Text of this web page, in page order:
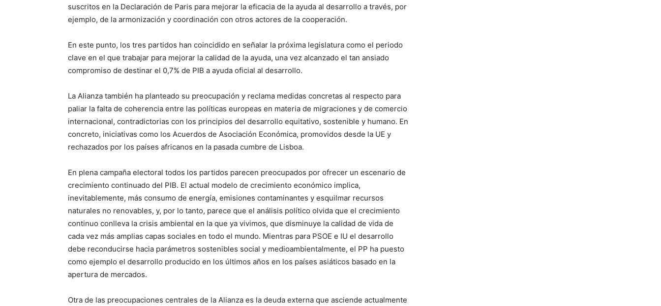
suscritos en la Declaración de Paris para mejorar la eficacia de la ayuda al desarrollo a través, por
ejemplo, de la armonización y coordinación con otros actores de la cooperación.
En este punto, los tres partidos han coincidido en señalar la próxima legislatura como el periodo
clave en el que trabajar para mejorar la calidad de la ayuda, una vez alcanzado el tan ansiado
compromiso de destinar el 0,7% de PIB a ayuda oficial al desarrollo.
La Alianza también ha planteado su preocupación y reclama medidas concretas al respecto para
paliar la falta de coherencia entre las políticas europeas en materia de migraciones y de comercio
internacional, contradictorias con los principios del desarrollo equitativo, sostenible y humano. En
concreto, iniciativas como los Acuerdos de Asociación Económica, promovidos desde la UE y
rechazados por los países africanos en la pasada cumbre de Lisboa.
En plena campaña electoral todos los partidos parecen preocupados por ofrecer un escenario de
crecimiento continuado del PIB. El actual modelo de crecimiento económico implica,
inevitablemente, más consumo de energía, emisiones contaminantes y esquilmar recursos
naturales no renovables, y, por lo tanto, parece que el análisis político olvida que el crecimiento
continuo conlleva la crisis ambiental en la que ya vivimos, que disminuye la calidad de vida de
cada vez más amplias capas sociales en todo el mundo. Mientras para PSOE e IU el desarrollo
debe reconducirse hacia parámetros sostenibles social y medioambientalmente, el PP ha puesto
como ejemplo el desarrollo producido en los últimos años en los países asiáticos basado en la
apertura de mercados.
Otra de las preocupaciones centrales de la Alianza es la deuda externa que asciende actualmente